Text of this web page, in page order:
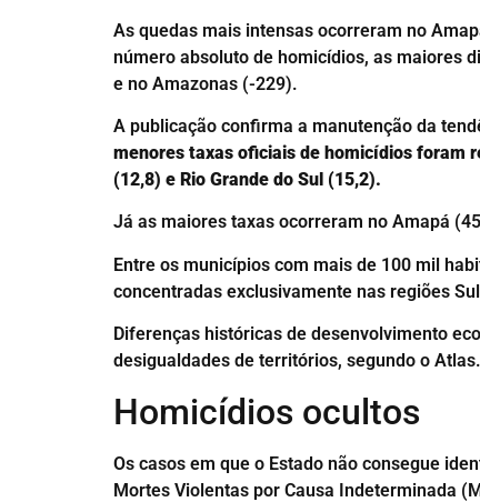
As quedas mais intensas ocorreram no
número absoluto de homicídios, as maiores
e no Amazonas (-229).
A publicação confirma a manutenção da
menores taxas oficiais de homicídios foram
(12,8) e Rio Grande do Sul (15,2).
Já as maiores taxas ocorreram no Amapá
Entre os municípios com mais de 100 mil
concentradas exclusivamente nas regiões
Diferenças históricas de desenvolvimento
desigualdades de territórios, segundo o Atlas.
Homicídios ocultos
Os casos em que o Estado não consegue
Mortes Violentas por Causa Indeterminada